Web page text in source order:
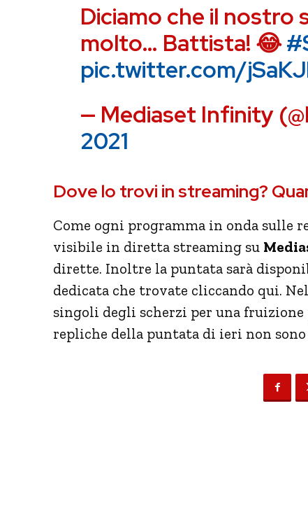
Diciamo che il nostro
molto… Battista! 😂
pic.twitter.com/
— Mediaset Infinity
2021
Dove lo trovi in streaming?
Come ogni programma in onda sulle
visibile in diretta streaming su
dirette. Inoltre la puntata sarà
dedicata che trovate cliccando qui.
singoli degli scherzi per una fruizione
repliche della puntata di ieri non